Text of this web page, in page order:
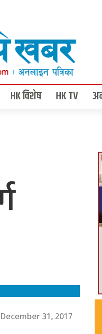
HK विशेष HK TV
31, 2017